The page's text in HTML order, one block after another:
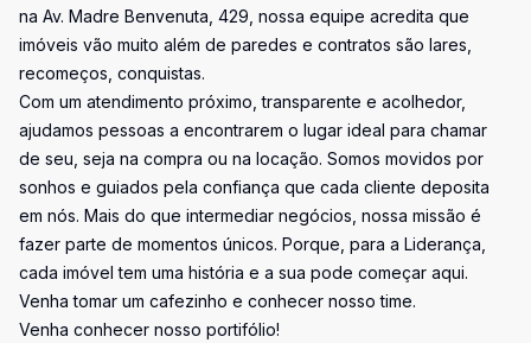
na Av. Madre Benvenuta, 429, nossa equipe acredita que
imóveis vão muito além de paredes e contratos são lares,
recomeços, conquistas.
Com um atendimento próximo, transparente e acolhedor,
ajudamos pessoas a encontrarem o lugar ideal para chamar
de seu, seja na compra ou na locação. Somos movidos por
sonhos e guiados pela confiança que cada cliente deposita
em nós. Mais do que intermediar negócios, nossa missão é
fazer parte de momentos únicos. Porque, para a Liderança,
cada imóvel tem uma história e a sua pode começar aqui.
Venha tomar um cafezinho e conhecer nosso time.
Venha conhecer nosso portifólio!